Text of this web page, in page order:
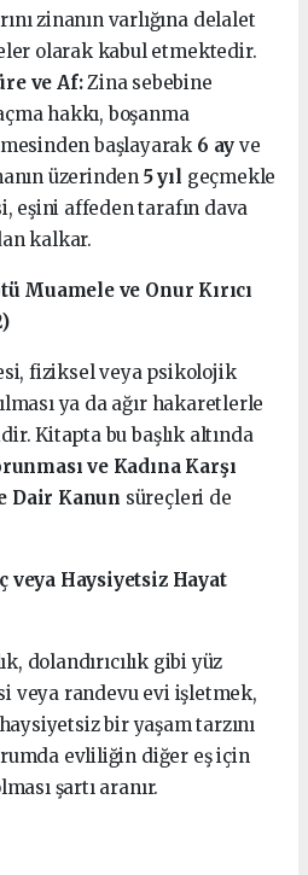
zinanın varlığına delalet
olarak kabul etmektedir.
ve Af:Zina sebebine
hakkı, boşanma
başlayarak 6 ay ve
üzerinden 5 yıl geçmekle
eşini affeden tarafın dava
kalkar.
Muamele ve Onur Kırıcı
fiziksel veya psikolojik
ya da ağır hakaretlerle
Kitapta bu başlık altında
ve Kadına Karşı
Dair Kanun süreçleri de
veya Haysiyetsiz Hayat
dolandırıcılık gibi yüz
veya randevu evi işletmek,
bir yaşam tarzını
evliliğin diğer eş için
şartı aranır.